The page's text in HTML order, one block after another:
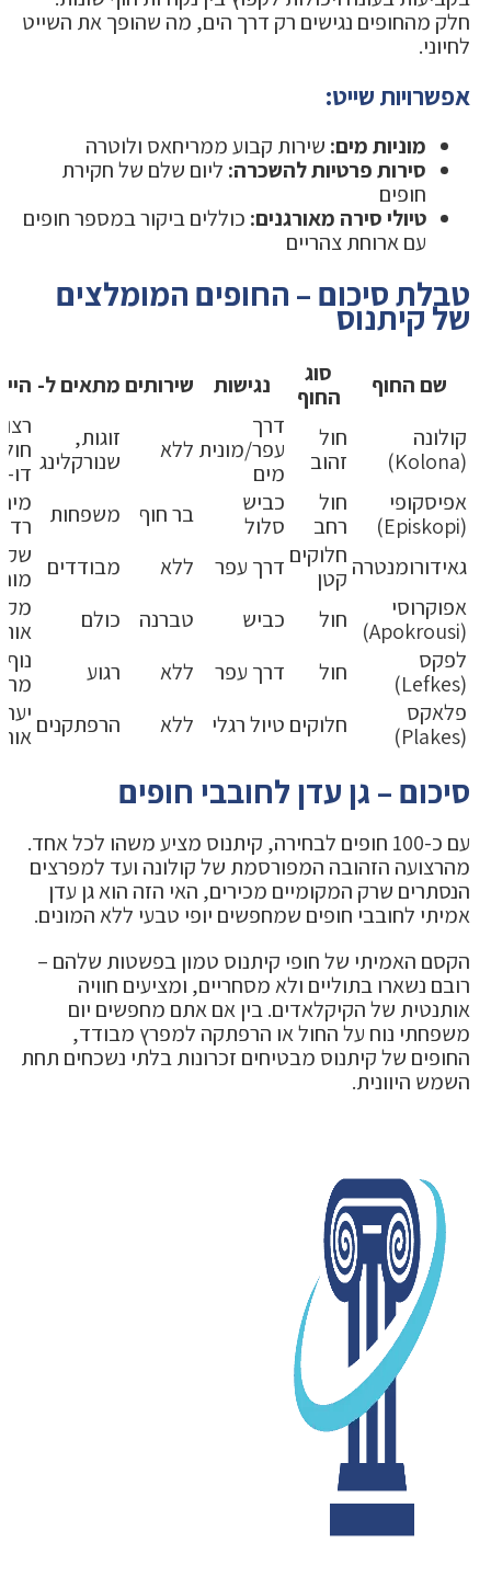
חלק מהחופים נגישים רק דרך הים, מה שהופך את השייט
לחיוני.
אפשרויות שייט:
מוניות מים: שירות קבוע ממריחאס ולוטרה
סירות פרטיות להשכרה: ליום שלם של חקירת
חופים
טיולי סירה מאורגנים: כוללים ביקור במספר חופים
עם ארוחת צהריים
טבלת סיכום – החופים המומלצים
של קיתנוס
שם החוף
סוג
החוף
נגישות שירותיםמתאים ל-
קולונה
(Kolona)
חול
זהוב
דרך
עפר/מונית
מים
ללא
זוגות,
שנורקלינג חול
אפיסקופי
(Episkopi)
חול
רחב
כביש
סלול
בר חוף משפחות
מים
גאידורומנטרה חלוקים
קטן
דרך עפר ללא מבודדים
אפוקרוסי
(Apokrousi)
חול כביש טברנה כולם
לפקס
(Lefkes)
חול דרך עפר ללא רגוע
נוף
פלאקס
(Plakes)
חלוקים טיול רגלי ללא הרפתקנים יער
סיכום – גן עדן לחובבי חופים
עם כ-100 חופים לבחירה, קיתנוס מציע משהו לכל אחד.
מהרצועה הזהובה המפורסמת של קולונה ועד למפרצים
הנסתרים שרק המקומיים מכירים, האי הזה הוא גן עדן
אמיתי לחובבי חופים שמחפשים יופי טבעי ללא המונים.
הקסם האמיתי של חופי קיתנוס טמון בפשטות שלהם –
רובם נשארו בתוליים ולא מסחריים, ומציעים חוויה
אותנטית של הקיקלאדים. בין אם אתם מחפשים יום
משפחתי נוח על החול או הרפתקה למפרץ מבודד,
החופים של קיתנוס מבטיחים זכרונות בלתי נשכחים תחת
השמש היוונית.